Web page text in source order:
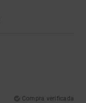
Compra verificada